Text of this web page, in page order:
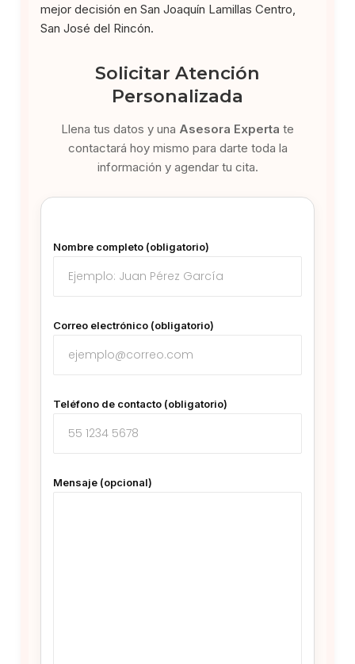
mejor decisión en San Joaquín Lamillas Centro,
San José del Rincón.
Solicitar Atención
Personalizada
Llena tus datos y una Asesora Experta te
contactará hoy mismo para darte toda la
información y agendar tu cita.
Nombre completo (obligatorio)
Correo electrónico (obligatorio)
Teléfono de contacto (obligatorio)
Mensaje (opcional)